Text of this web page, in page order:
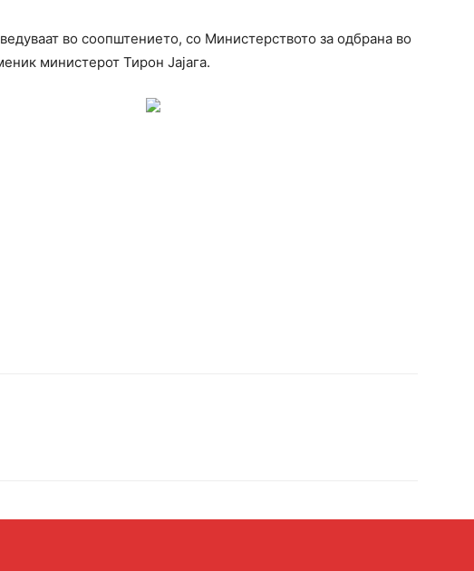
во соопштението, со Министерството за одбрана во
министерот Тирон Јајага.